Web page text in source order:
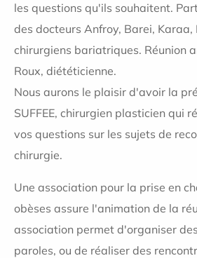
les questions qu'ils souhaitent.
des docteurs Anfroy, Barei, Karaa,
chirurgiens bariatriques. Réunion
Roux, diététicienne.
Nous aurons le plaisir d'avoir la
SUFFEE, chirurgien plasticien qui
vos questions sur les sujets de
chirurgie.
Une association pour la prise en
obèses assure l'animation de la
association permet d'organiser
paroles, ou de réaliser des